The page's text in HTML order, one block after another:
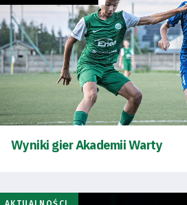
Wyniki gier Akademii Warty